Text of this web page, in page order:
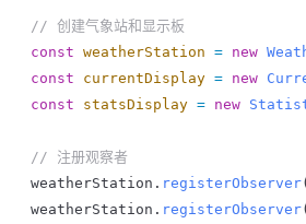
// 创建气象站和显示板
const weatherStation = new
const currentDisplay = new
const statsDisplay = new
// 注册观察者
weatherStation . registerObserver(
weatherStation . registerObserver(